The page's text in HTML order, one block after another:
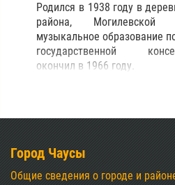
Родился в 1938 году в
района, Могилевской
музыкальное образование
государственной
окончил в 1966 году.
Город Чаусы
Общие сведения о городе и